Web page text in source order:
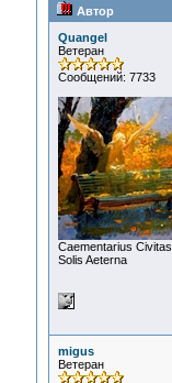
Автор
Quangel
Ветеран
Сообщений: 7733
Сaementarius Civitas
Solis Aeterna
migus
Ветеран